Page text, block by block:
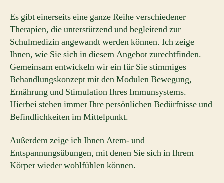
Es gibt einerseits eine ganze Reihe verschiedener
Therapien, die unterstützend und begleitend zur
Schulmedizin angewandt werden können. Ich zeige
Ihnen, wie Sie sich in diesem Angebot zurechtfinden.
Gemeinsam entwickeln wir ein für Sie stimmiges
Behandlungskonzept mit den Modulen Bewegung,
Ernährung und Stimulation Ihres Immunsystems.
Hierbei stehen immer Ihre persönlichen Bedürfnisse und
Befindlichkeiten im Mittelpunkt.
Außerdem zeige ich Ihnen Atem- und
Entspannungsübungen, mit denen Sie sich in Ihrem
Körper wieder wohlfühlen können.